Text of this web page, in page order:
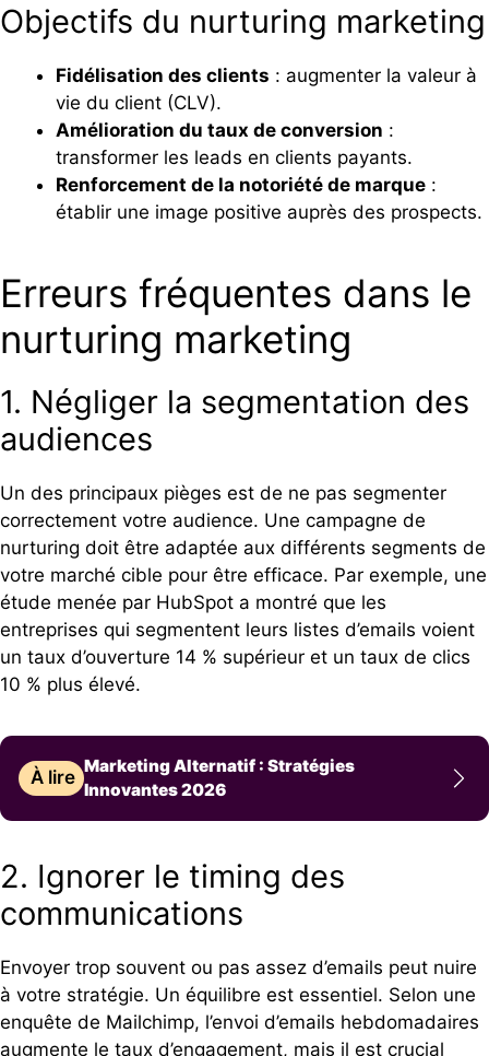
Objectifs du nurturing marketing
Fidélisation des clients : augmenter la valeur à
vie du client (CLV).
Amélioration du taux de conversion :
transformer les leads en clients payants.
Renforcement de la notoriété de marque :
établir une image positive auprès des prospects.
Erreurs fréquentes dans le
nurturing marketing
1. Négliger la segmentation des
audiences
Un des principaux pièges est de ne pas segmenter
correctement votre audience. Une campagne de
nurturing doit être adaptée aux différents segments de
votre marché cible pour être efficace. Par exemple, une
étude menée par HubSpot a montré que les
entreprises qui segmentent leurs listes d’emails voient
un taux d’ouverture 14 % supérieur et un taux de clics
10 % plus élevé.
À lire
Marketing Alternatif : Stratégies
Innovantes 2026
2. Ignorer le timing des
communications
Envoyer trop souvent ou pas assez d’emails peut nuire
à votre stratégie. Un équilibre est essentiel. Selon une
enquête de Mailchimp, l’envoi d’emails hebdomadaires
augmente le taux d’engagement, mais il est crucial